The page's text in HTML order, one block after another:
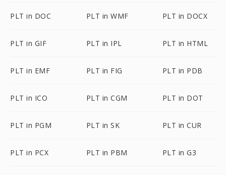
PLT in DOC PLT in WMF PLT in DOCX
PLT in GIF PLT in IPL PLT in HTML
PLT in EMF PLT in FIG PLT in PDB
PLT in ICO PLT in CGM PLT in DOT
PLT in PGM PLT in SK PLT in CUR
PLT in PCX PLT in PBM PLT in G3